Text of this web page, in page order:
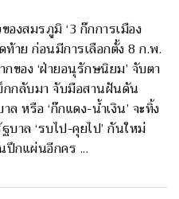
งสมรภูมิ ‘3 ก๊กการเมือง
ท้าย ก่อนมีการเลือกตั้ง 8 ก.พ.
ของ ‘ฝ่ายอนุรักษนิยม’ จับตา
บ็กกลับมา จับมือสานฝันดัน
ล หรือ ‘ก๊กแดง-น้ำเงิน’ จะทิ้ง
บาล ‘รบไป-คุยไป’ กันใหม่
ปึกแผ่นอีกคร ...